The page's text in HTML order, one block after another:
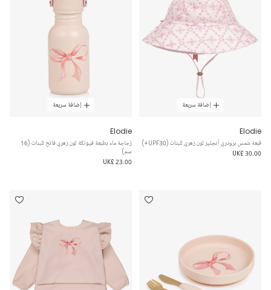
إضافة سريعة
Elodie
قبعة شمس برودري أنجليز لون زهري للبنات (UPF30+)
UK£ 30.00
إضافة سريعة
Elodie
زجاجة ماء بطبعة فيونكة لون زهري فاتح للبنات (16
سم)
UK£ 23.00